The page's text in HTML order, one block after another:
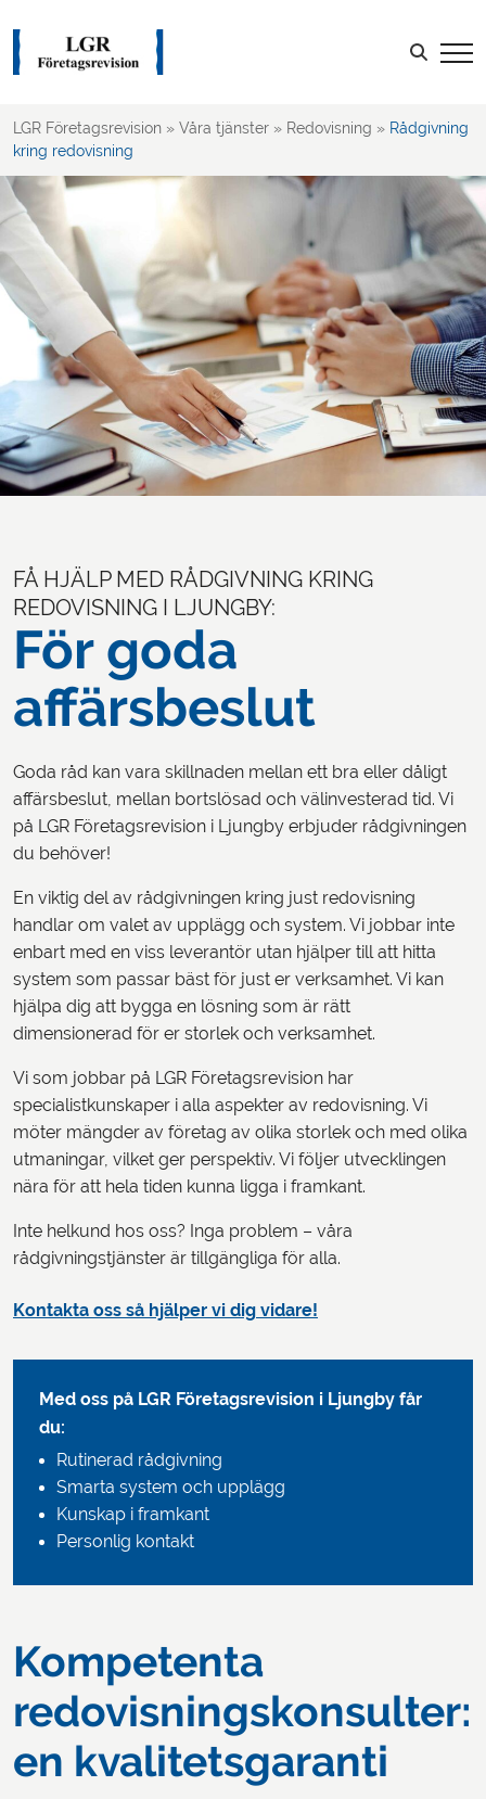
Projektredovisning
Kalkyler & Budget
Rådgivning kring redovisning
Revision
Skatt
Rådgivning
LOGGA IN
Sök efter:
LGR Företagsrevision » Våra tjänster » Redovisning » Rådgivning
kring redovisning
FÅ HJÄLP MED RÅDGIVNING KRING
REDOVISNING I LJUNGBY:
För goda
affärsbeslut
Goda råd kan vara skillnaden mellan ett bra eller dåligt
affärsbeslut, mellan bortslösad och välinvesterad tid. Vi
på LGR Företagsrevision i Ljungby erbjuder rådgivningen
du behöver!
En viktig del av rådgivningen kring just redovisning
handlar om valet av upplägg och system. Vi jobbar inte
enbart med en viss leverantör utan hjälper till att hitta
system som passar bäst för just er verksamhet. Vi kan
hjälpa dig att bygga en lösning som är rätt
dimensionerad för er storlek och verksamhet.
Vi som jobbar på LGR Företagsrevision har
specialistkunskaper i alla aspekter av redovisning. Vi
möter mängder av företag av olika storlek och med olika
utmaningar, vilket ger perspektiv. Vi följer utvecklingen
nära för att hela tiden kunna ligga i framkant.
Inte helkund hos oss? Inga problem – våra
rådgivningstjänster är tillgängliga för alla.
Kontakta oss så hjälper vi dig vidare!
Med oss på LGR Företagsrevision i Ljungby får
du:
Rutinerad rådgivning
Smarta system och upplägg
Kunskap i framkant
Personlig kontakt
Kompetenta
redovisningskonsulter:
en kvalitetsgaranti